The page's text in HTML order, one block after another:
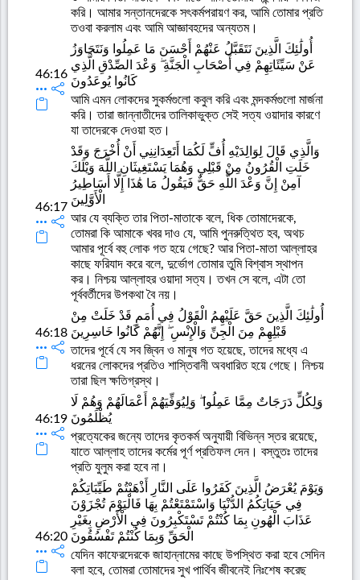
করি। আমার সন্তানদেরকে সৎকর্মপরায়ণ কর, আমি তোমার প্রতি
তওবা করলাম এবং আমি আজ্ঞাবহদের অন্যতম।
46:16
أُولَٰئِكَ الَّذِينَ نَتَقَبَّلُ عَنْهُمْ أَحْسَنَ مَا عَمِلُوا وَنَتَجَاوَزُ
عَنْ سَيِّئَاتِهِمْ فِي أَصْحَابِ الْجَنَّةِ ۖ وَعْدَ الصِّدْقِ الَّذِي
كَانُوا يُوعَدُونَ
আমি এমন লোকদের সুকর্মগুলো কবুল করি এবং মন্দকর্মগুলো মার্জনা
করি। তারা জান্নাতীদের তালিকাভুক্ত সেই সত্য ওয়াদার কারণে
যা তাদেরকে দেওয়া হত।
46:17
وَالَّذِي قَالَ لِوَالِدَيْهِ أُفٍّ لَكُمَا أَتَعِدَانِنِي أَنْ أُخْرَجَ وَقَدْ
خَلَتِ الْقُرُونُ مِنْ قَبْلِي وَهُمَا يَسْتَغِيثَانِ اللَّهَ وَيْلَكَ
آمِنْ إِنَّ وَعْدَ اللَّهِ حَقٌّ فَيَقُولُ مَا هَٰذَا إِلَّا أَسَاطِيرُ
الْأَوَّلِينَ
আর যে ব্যক্তি তার পিতা-মাতাকে বলে, ধিক তোমাদেরকে,
তোমরা কি আমাকে খবর দাও যে, আমি পুনরুত্থিত হব, অথচ
আমার পূর্বে বহু লোক গত হয়ে গেছে? আর পিতা-মাতা আল্লাহর
কাছে ফরিযাদ করে বলে, দুর্ভোগ তোমার তুমি বিশ্বাস স্থাপন
কর। নিশ্চয় আল্লাহর ওয়াদা সত্য। তখন সে বলে, এটা তো
পূর্ববর্তীদের উপকথা বৈ নয়।
46:18
أُولَٰئِكَ الَّذِينَ حَقَّ عَلَيْهِمُ الْقَوْلُ فِي أُمَمٍ قَدْ خَلَتْ مِنْ
قَبْلِهِمْ مِنَ الْجِنِّ وَالْإِنْسِ ۖ إِنَّهُمْ كَانُوا خَاسِرِينَ
তাদের পূর্বে যে সব জ্বিন ও মানুষ গত হয়েছে, তাদের মধ্যে এ
ধরনের লোকদের প্রতিও শাস্তিবানী অবধারিত হয়ে গেছে। নিশ্চয়
তারা ছিল ক্ষতিগ্রস্থ।
46:19
وَلِكُلٍّ دَرَجَاتٌ مِمَّا عَمِلُوا ۖ وَلِيُوَفِّيَهُمْ أَعْمَالَهُمْ وَهُمْ لَا
يُظْلَمُونَ
প্রত্যেকের জন্যে তাদের কৃতকর্ম অনুযায়ী বিভিন্ন স্তর রয়েছে,
যাতে আল্লাহ তাদের কর্মের পূর্ণ প্রতিফল দেন। বস্তুতঃ তাদের
প্রতি যুলুম করা হবে না।
46:20
وَيَوْمَ يُعْرَضُ الَّذِينَ كَفَرُوا عَلَى النَّارِ أَذْهَبْتُمْ طَيِّبَاتِكُمْ
فِي حَيَاتِكُمُ الدُّنْيَا وَاسْتَمْتَعْتُمْ بِهَا فَالْيَوْمَ تُجْزَوْنَ
عَذَابَ الْهُونِ بِمَا كُنْتُمْ تَسْتَكْبِرُونَ فِي الْأَرْضِ بِغَيْرِ
الْحَقِّ وَبِمَا كُنْتُمْ تَفْسُقُونَ
যেদিন কাফেরদেরকে জাহান্নামের কাছে উপস্থিত করা হবে সেদিন
বলা হবে, তোমরা তোমাদের সুখ পার্থিব জীবনেই নিঃশেষ করেছ